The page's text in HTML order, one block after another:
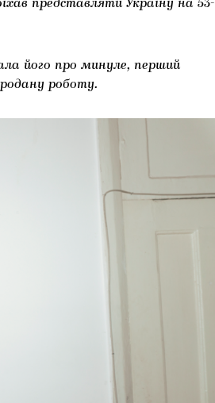
представляти Україну на 53-
його про минуле, перший
роботу.